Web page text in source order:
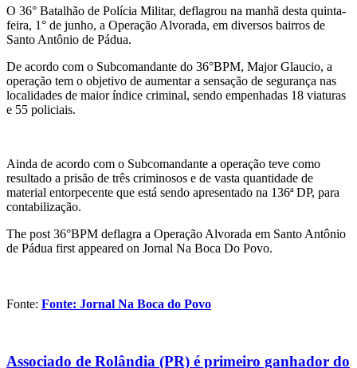
O 36° Batalhão de Polícia Militar, deflagrou na manhã desta quinta-
feira, 1° de junho, a Operação Alvorada, em diversos bairros de
Santo Antônio de Pádua.
De acordo com o Subcomandante do 36°BPM, Major Glaucio, a
operação tem o objetivo de aumentar a sensação de segurança nas
localidades de maior índice criminal, sendo empenhadas 18 viaturas
e 55 policiais.
Ainda de acordo com o Subcomandante a operação teve como
resultado a prisão de três criminosos e de vasta quantidade de
material entorpecente que está sendo apresentado na 136ª DP, para
contabilização.
The post 36°BPM deflagra a Operação Alvorada em Santo Antônio
de Pádua first appeared on Jornal Na Boca Do Povo.
Fonte: Fonte: Jornal Na Boca do Povo
Associado de Rolândia (PR) é primeiro ganhador do